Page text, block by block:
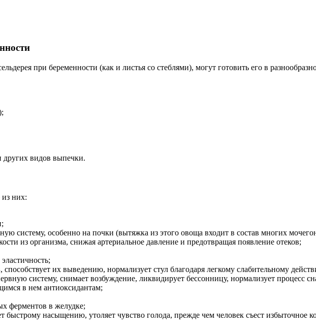
при беременности (как и листья со стеблями), могут готовить его в
других видов выпечки.
из них:
систему, особенно на почки (вытяжка из этого овоща входит в состав многих
из организма, снижая артериальное давление и предотвращая появление отеков;
их выведению, нормализует стул благодаря легкому слабительному
систему, снимает возбуждение, ликвидирует бессонницу, нормализует процесс
в нем антиоксидантам;
ферментов в желудке;
быстрому насыщению, утоляет чувство голода, прежде чем человек съест избыточное